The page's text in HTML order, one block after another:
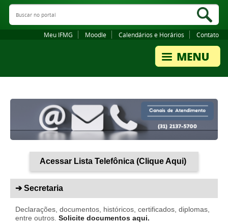
Buscar no portal
Meu IFMG Moodle Calendários e Horários Contato
Acessar Lista Telefônica (Clique Aqui)
➔ Secretaria
Declarações, documentos, históricos, certificados, diplomas,
entre outros. Solicite documentos aqui.